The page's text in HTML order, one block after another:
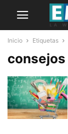
Inicio Etiquetas
consejos